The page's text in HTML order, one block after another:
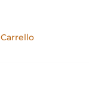
Carrello